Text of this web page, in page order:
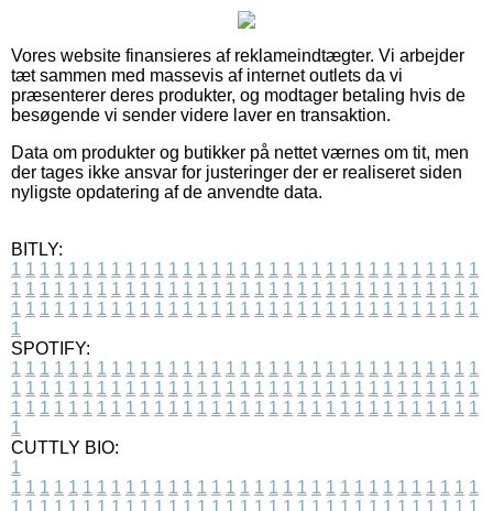
Vores website finansieres af reklameindtægter. Vi arbejder
tæt sammen med massevis af internet outlets da vi
præsenterer deres produkter, og modtager betaling hvis de
besøgende vi sender videre laver en transaktion.
Data om produkter og butikker på nettet værnes om tit, men
der tages ikke ansvar for justeringer der er realiseret siden
nyligste opdatering af de anvendte data.
BITLY:
1 1 1 1 1 1 1 1 1 1 1 1 1 1 1 1 1 1 1 1 1 1 1 1 1 1 1 1 1 1 1 1 1
1 1 1 1 1 1 1 1 1 1 1 1 1 1 1 1 1 1 1 1 1 1 1 1 1 1 1 1 1 1 1 1 1
1 1 1 1 1 1 1 1 1 1 1 1 1 1 1 1 1 1 1 1 1 1 1 1 1 1 1 1 1 1 1 1 1
1
SPOTIFY:
1 1 1 1 1 1 1 1 1 1 1 1 1 1 1 1 1 1 1 1 1 1 1 1 1 1 1 1 1 1 1 1 1
1 1 1 1 1 1 1 1 1 1 1 1 1 1 1 1 1 1 1 1 1 1 1 1 1 1 1 1 1 1 1 1 1
1 1 1 1 1 1 1 1 1 1 1 1 1 1 1 1 1 1 1 1 1 1 1 1 1 1 1 1 1 1 1 1 1
1
CUTTLY BIO:
1
1 1 1 1 1 1 1 1 1 1 1 1 1 1 1 1 1 1 1 1 1 1 1 1 1 1 1 1 1 1 1 1 1
1 1 1 1 1 1 1 1 1 1 1 1 1 1 1 1 1 1 1 1 1 1 1 1 1 1 1 1 1 1 1 1 1